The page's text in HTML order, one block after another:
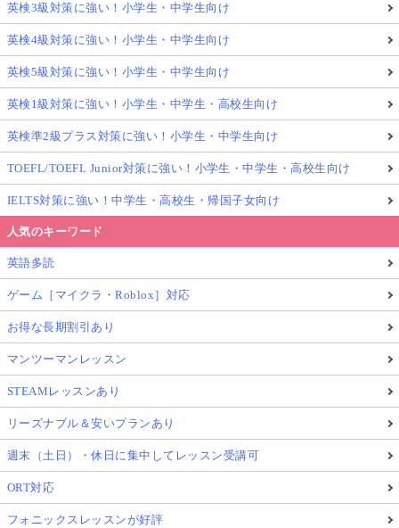
英検3級対策に強い！小学生・中学生向け
英検4級対策に強い！小学生・中学生向け
英検5級対策に強い！小学生・中学生向け
英検1級対策に強い！小学生・中学生・高校生向け
英検準2級プラス対策に強い！小学生・中学生向け
TOEFL/TOEFL Junior対策に強い！小学生・中学生・高校生向け
IELTS対策に強い！中学生・高校生・帰国子女向け
人気のキーワード
英語多読
ゲーム［マイクラ・Roblox］対応
お得な長期割引あり
マンツーマンレッスン
STEAMレッスンあり
リーズナブル＆安いプランあり
週末（土日）・休日に集中してレッスン受講可
ORT対応
フォニックスレッスンが好評